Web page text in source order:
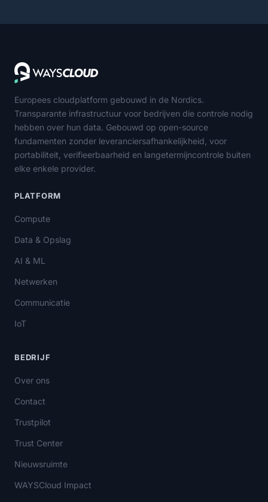
Europees cloudplatform gebouwd in de Nordics.
Transparante infrastructuur voor bedrijven die controle nodig
hebben over hun data. Gebouwd op open-source
fundamenten zonder leveranciersafhankelijkheid, voor
portabiliteit, verifieerbaarheid en langetermijncontrole buiten
elke enkele provider.
PLATFORM
Compute
Data & Opslag
AI & ML
Netwerken
Communicatie
IoT
BEDRIJF
Over ons
Contact
Trustpilot
Trust Center
Nieuwsruimte
WAYSCloud Impact